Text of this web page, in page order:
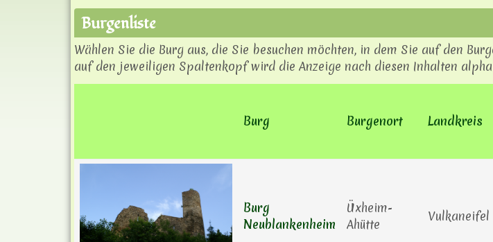
Burgenliste
Wählen Sie die Burg aus, die Sie besuchen möchten, in dem Sie auf den
auf den jeweiligen Spaltenkopf wird die Anzeige nach diesen Inhalten
Burg Burgenort Landkreis
Burg
Neublankenheim
Üxheim-
Ahütte
Vulkaneifel